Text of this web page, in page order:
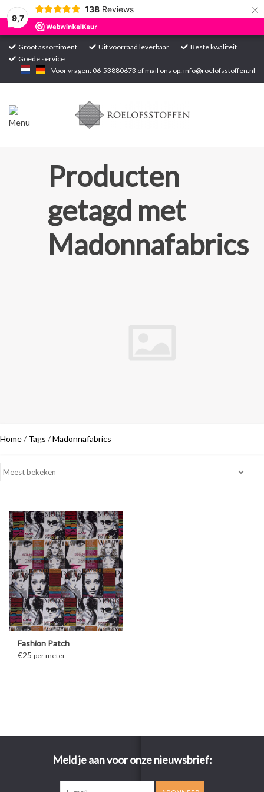
9,7
138 Reviews ×
Groot assortiment Uit voorraad leverbaar
Beste kwaliteit
Goede service
Voor vragen: 06-53880673 of mail ons op:info@roelofsstoffen.nl
Home
Producten
getagd met
Madonnafabrics
Home/ Tags /Madonnafabrics
Fashion Patch
€25 per meter
Meld je aan voor onze nieuwsbrief: